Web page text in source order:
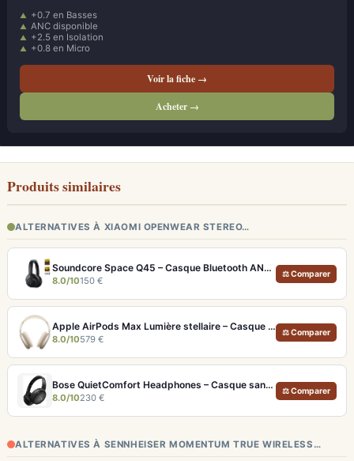
+0.7 en Basses
ANC disponible
+2.5 en Isolation
+0.8 en Micro
Voir la fiche →
Acheter →
Produits similaires
ALTERNATIVES À XIAOMI OPENWEAR STEREO…
Soundcore Space Q45 – Casque Bluetooth ANC 50h d'autonomie et LDAC Hi-Res
8.0/10150 €
⚖ Comparer
Apple AirPods Max Lumière stellaire – Casque Hi-Fi ANC pro et audio spatial immersif
8.0/10579 €
⚖ Comparer
Bose QuietComfort Headphones – Casque sans fil à réduction de bruit légendaire
8.0/10230 €
⚖ Comparer
ALTERNATIVES À SENNHEISER MOMENTUM TRUE WIRELESS…